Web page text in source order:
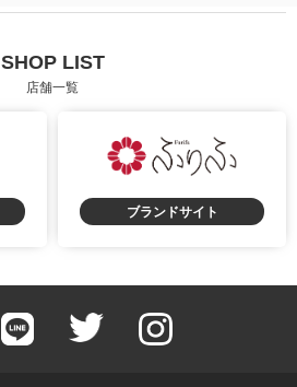
SHOP LIST
店舗一覧
ブランドサイト